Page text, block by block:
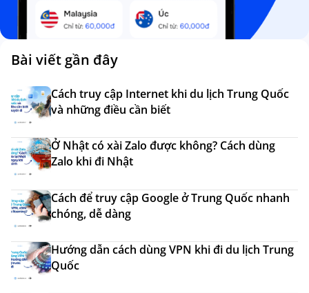
Bài viết gần đây
Cách truy cập Internet khi du lịch Trung Quốc
và những điều cần biết
Ở Nhật có xài Zalo được không? Cách dùng
Zalo khi đi Nhật
Cách để truy cập Google ở Trung Quốc nhanh
chóng, dễ dàng
Hướng dẫn cách dùng VPN khi đi du lịch Trung
Quốc